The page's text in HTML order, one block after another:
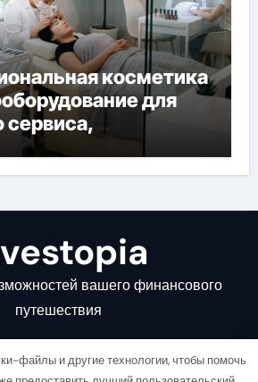
косметика
для
сервиса,
ресниц и
вашего финансового
путешествия
файлы и другие технологии, чтобы помочь